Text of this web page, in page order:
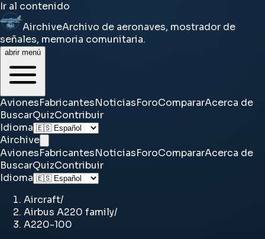
Ir al contenido
AirchiveArchivo de aeronaves, mostrador de
señales, memoria comunitaria.
abrir menú
AvionesFabricantesNoticiasForoCompararAcerca de
BuscarQuizContribuir
Idioma
Airchive
AvionesFabricantesNoticiasForoCompararAcerca de
BuscarQuizContribuir
Idioma
Aircraft/
Airbus A220 family/
A220-100